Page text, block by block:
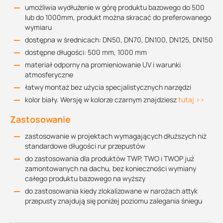
umożliwia wydłużenie w górę produktu bazowego do 500
lub do 1000mm, produkt można skracać do preferowanego
wymiaru
dostępna w średnicach: DN50, DN70, DN100, DN125, DN150
dostępne długości: 500 mm, 1000 mm
materiał odporny na promieniowanie UV i warunki
atmosferyczne
łatwy montaż bez użycia specjalistycznych narzędzi
kolor biały. Wersję w kolorze czarnym znajdziesztutaj >>
Zastosowanie
zastosowanie w projektach wymagających dłuższych niż
standardowe długości rur przepustów
do zastosowania dla produktów TWP, TWO i TWOP już
zamontowanych na dachu, bez konieczności wymiany
całego produktu bazowego na wyższy
do zastosowania kiedy zlokalizowane w narożach attyk
przepusty znajdują się poniżej poziomu zalegania śniegu